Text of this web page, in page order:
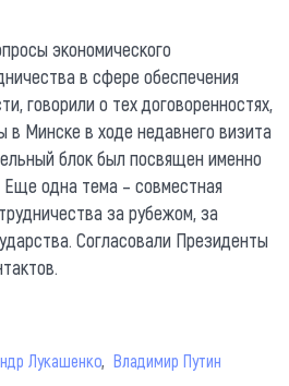
экономического
в сфере обеспечения
говорили о тех договоренностях,
в Минске в ходе недавнего визита
блок был посвящен именно
одна тема – совместная
за рубежом, за
Согласовали Президенты
Лукашенко Владимир Путин